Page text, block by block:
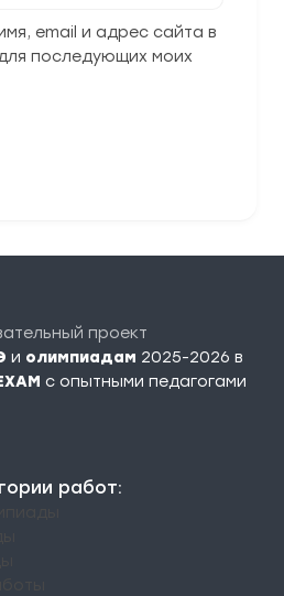
email и адрес сайта в
последующих моих
проект
и олимпиадам 2025-2026 в
c опытными педагогами
работ: